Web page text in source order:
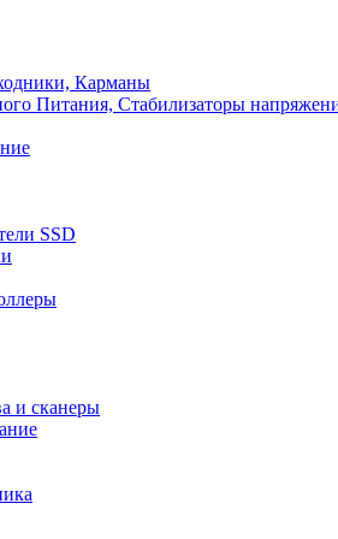
Карманы
Питания, Стабилизаторы
SSD
и сканеры